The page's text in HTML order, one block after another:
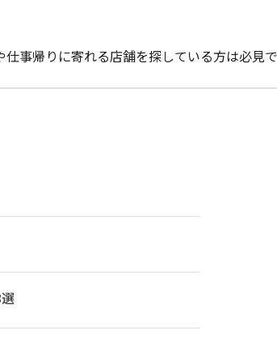
事帰りに寄れる店舗を探している方は必見で